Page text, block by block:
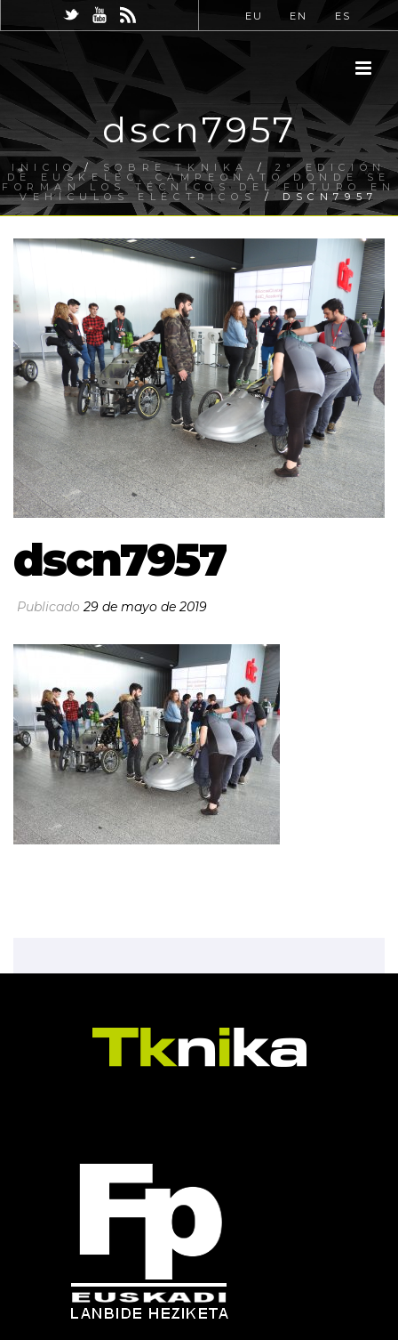
EU EN ES
dscn7957
INICIO/ SOBRE TKNIKA / 2ª EDICIÓN
DE EUSKELEC, CAMPEONATO DONDE SE
FORMAN LOS TÉCNICOS DEL FUTURO EN
VEHÍCULOS ELÉCTRICOS / DSCN7957
dscn7957
Publicado 29 de mayo de 2019